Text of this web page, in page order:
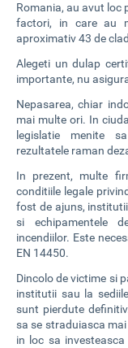
Romania, au avut loc
factori, in care au
aproximativ 43 de
Alegeti un dulap
importante, nu
Nepasarea, chiar
mai multe ori. In
legislatie menite
rezultatele raman
In prezent, multe
conditiile legale
fost de ajuns,
si echipamentele
incendiilor. Este
EN 14450.
Dincolo de victime si
institutii sau la
sunt pierdute
sa se straduiasca
in loc sa